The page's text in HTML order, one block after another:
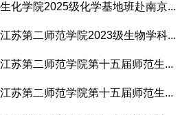
生化学院2025级化学基地班赴南京...
江苏第二师范学院2023级生物学科...
江苏第二师范学院第十五届师范生...
江苏第二师范学院第十五届师范生...